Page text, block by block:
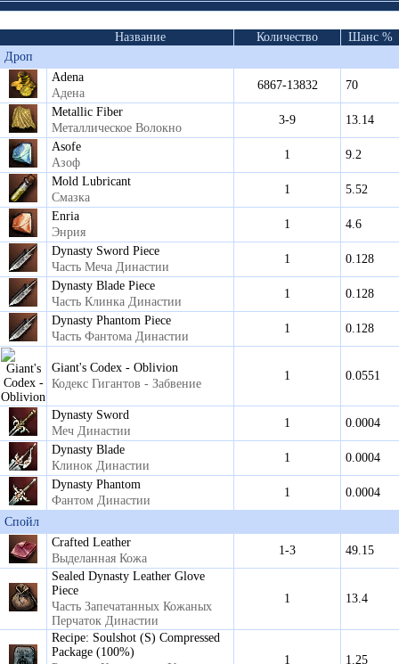
Название Количество
Шанс %
Дроп
Adena
Адена
6867-13832
70
Metallic Fiber
Металлическое Волокно
3-9
13.14
Asofe
Азоф
1
9.2
Mold Lubricant
Смазка
1
5.52
Enria
Энрия
1
4.6
Dynasty Sword Piece
Часть Меча Династии
1
0.128
Dynasty Blade Piece
Часть Клинка Династии
1
0.128
Dynasty Phantom Piece
Часть Фантома Династии
1 0.128
Giant's Codex - Oblivion
Кодекс Гигантов - Забвение
1 0.0551
Dynasty Sword
Меч Династии
1
0.0004
Dynasty Blade
Клинок Династии
1
0.0004
Dynasty Phantom
Фантом Династии
1 0.0004
Спойл
Crafted Leather
Выделанная Кожа
1-3
49.15
Sealed Dynasty Leather Glove
Piece
Часть Запечатанных Кожаных
Перчаток Династии
1 13.4
Recipe: Soulshot (S) Compressed
Package (100%)
1 1.25